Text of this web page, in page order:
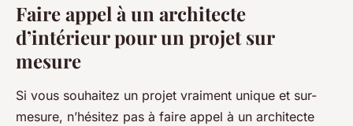
Faire appel à un architecte
d’intérieur pour un projet sur
mesure
Si vous souhaitez un projet vraiment unique et sur-
mesure, n’hésitez pas à faire appel à un architecte